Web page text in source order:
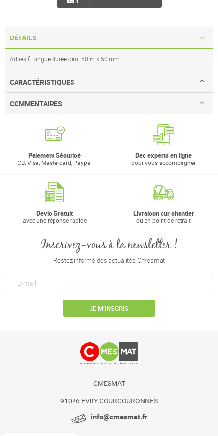
DÉTAILS
Adhésif Longue durée dim. 50 m x 50 mm
CARACTÉRISTIQUES
COMMENTAIRES
Paiement Sécurisé
CB, Visa, Mastercard, Paypal
Des experts en ligne
pour vous accompagner
Devis Gratuit
avec une réponse rapide
Livraison sur chantier
ou en point de retrait
Inscrivez-vous à la newsletter !
Restez informé des actualités Cmesmat
JE M’INSCRIS
CMESMAT
91026 EVRY COURCOURONNES
info@cmesmat.fr